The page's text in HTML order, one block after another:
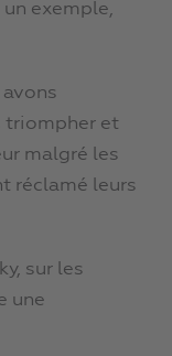
un exemple,
triompher et
malgré les
réclamé leurs
sur les
une